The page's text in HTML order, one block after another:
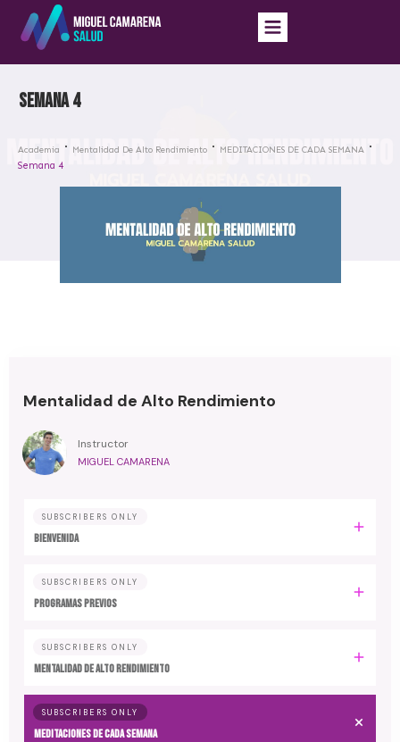
Semana 4
Academia Mentalidad De Alto Rendimiento MEDITACIONES DE CADA SEMANA
Semana 4
Mentalidad de Alto Rendimiento
Instructor
MIGUEL CAMARENA
SUBSCRIBERS ONLY
BIENVENIDA
SUBSCRIBERS ONLY
PROGRAMAS PREVIOS
SUBSCRIBERS ONLY
MENTALIDAD DE ALTO RENDIMIENTO
SUBSCRIBERS ONLY
MEDITACIONES DE CADA SEMANA